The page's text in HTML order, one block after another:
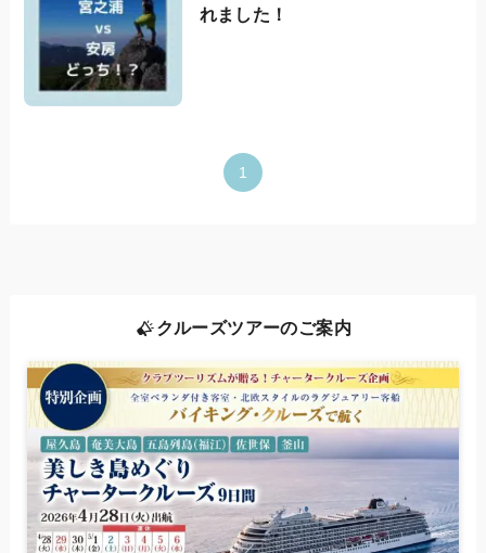
れました！
1
クルーズツアーのご案内